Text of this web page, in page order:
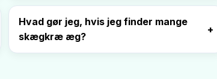
Hvad gør jeg, hvis jeg finder mange
skægkræ æg?